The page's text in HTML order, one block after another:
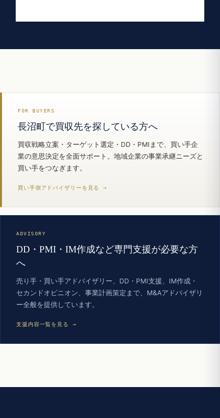
FOR BUYERS
長沼町で買収先を探している方へ
買収戦略立案・ターゲット選定・DD・PMIまで、買い手企
業の意思決定を全面サポート。地域企業の事業承継ニーズと
買い手をつなぎます。
買い手側アドバイザリーを見る →
ADVISORY
DD・PMI・IM作成など専門支援が必要な方
へ
売り手・買い手アドバイザリー、DD・PMI支援、IM作成・
セカンドオピニオン、事業計画策定まで、M&Aアドバイザリ
ー全般を提供しています。
支援内容一覧を見る →